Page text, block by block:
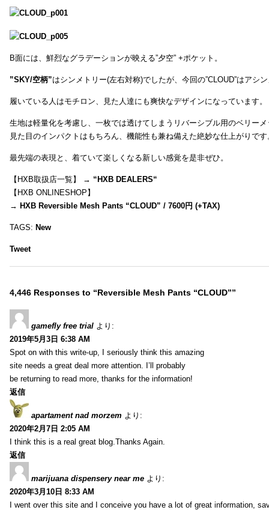
B面には、鮮烈なグラデーションが映える”夕空” +ポケット。
”SKY/空柄”はシンメトリー(左右対称)でしたが、今回の”CLOUD”はアシ
履いている人はモチロン、見た人達にも爽快なデザインになっています。
生地は軽量化を考慮し、一枚では透けてしまうリバーシブル用のベリー
見た目のインパクトはもちろん、機能性も兼ね備えた絶妙な仕上がりです
最先端の表現と、着ていて楽しくなる新しい感覚を是非ぜひ。
【HXB取扱店一覧】 → “HXB DEALERS“
【HXB ONLINESHOP】
→ HXB Reversible Mesh Pants “CLOUD” / 7600円 (+TAX)
TAGS: New
Tweet
4,446 Responses to “Reversible Mesh Pants “CLOUD””
gamefly free trial より:
2019年5月3日 6:38 AM
Spot on with this write-up, I seriously think this amazing
site needs a great deal more attention. I’ll probably
be returning to read more, thanks for the information!
返信
apartament nad morzem より:
2020年2月7日 2:05 AM
I think this is a real great blog.Thanks Again.
返信
marijuana dispensery near me より:
2020年3月10日 8:33 AM
I went over this site and I conceive you have a lot of great information,